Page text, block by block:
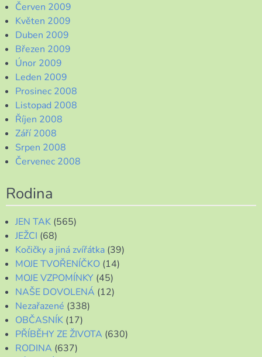
Červen 2009
Květen 2009
Duben 2009
Březen 2009
Únor 2009
Leden 2009
Prosinec 2008
Listopad 2008
Říjen 2008
Září 2008
Srpen 2008
Červenec 2008
Rodina
JEN TAK (565)
JEŽCI (68)
Kočičky a jiná zvířátka (39)
MOJE TVOŘENÍČKO (14)
MOJE VZPOMÍNKY (45)
NAŠE DOVOLENÁ (12)
Nezařazené (338)
OBČASNÍK (17)
PŘÍBĚHY ZE ŽIVOTA (630)
RODINA (637)